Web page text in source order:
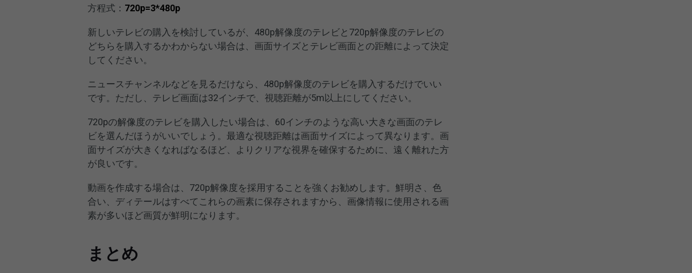
方程式： 720p=3*480p
新しいテレビの購入を検討しているが、480p解像度のテレビと720p解像度のテレビの
どちらを購入するかわからない場合は、画面サイズとテレビ画面との距離によって決定
してください。
ニュースチャンネルなどを見るだけなら、480p解像度のテレビを購入するだけでいい
です。ただし、テレビ画面は32インチで、視聴距離が5m以上にしてください。
720pの解像度のテレビを購入したい場合は、60インチのような高い大きな画面のテレ
ビを選んだほうがいいでしょう。最適な視聴距離は画面サイズによって異なります。画
面サイズが大きくなればなるほど、よりクリアな視界を確保するために、遠く離れた方
が良いです。
動画を作成する場合は、720p解像度を採用することを強くお勧めします。鮮明さ、色
合い、ディテールはすべてこれらの画素に保存されますから、画像情報に使用される画
素が多いほど画質が鮮明になります。
まとめ